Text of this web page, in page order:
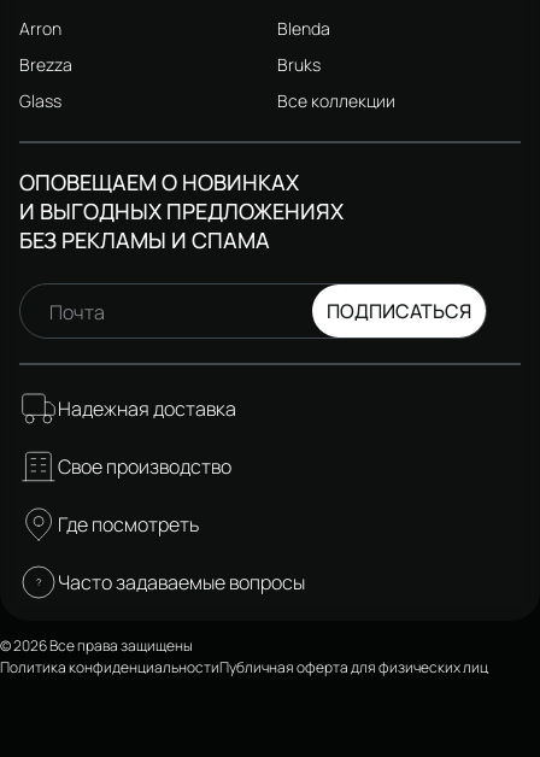
Arron
Blenda
Brezza
Bruks
Glass
Все коллекции
ОПОВЕЩАЕМ О НОВИНКАХ
И ВЫГОДНЫХ ПРЕДЛОЖЕНИЯХ
БЕЗ РЕКЛАМЫ И СПАМА
Почта ПОДПИСАТЬСЯ
Надежная доставка
Свое производство
Где посмотреть
Часто задаваемые вопросы
© 2026 Все права защищены
Политика конфиденциальностиПубличная оферта для физических лиц